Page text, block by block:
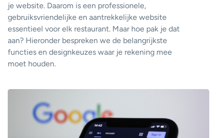
je website. Daarom is een professionele,
gebruiksvriendelijke en aantrekkelijke website
essentieel voor elk restaurant. Maar hoe pak je dat
aan? Hieronder bespreken we de belangrijkste
functies en designkeuzes waar je rekening mee
moet houden.